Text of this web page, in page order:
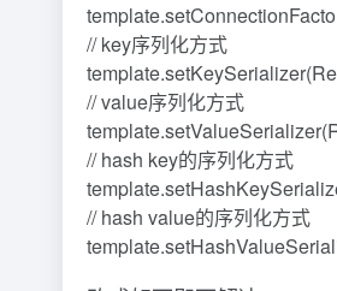
// key序列化方式
// value序列化方式
// hash key的序列化方式
// hash value的序列化方式